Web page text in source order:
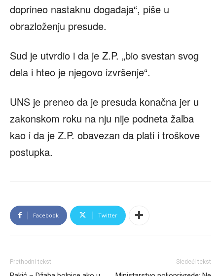
doprineo nastaknu događaja“, piše u
obrazloženju presude.
Sud je utvrdio i da je Z.P. „bio svestan svog
dela i hteo je njegovo izvršenje“.
UNS je preneo da je presuda konačna jer u
zakonskom roku na nju nije podneta žalba
kao i da je Z.P. obavezan da plati i troškove
postupka.
Facebook Twitter
Prethodni tekst Sledeći tekst